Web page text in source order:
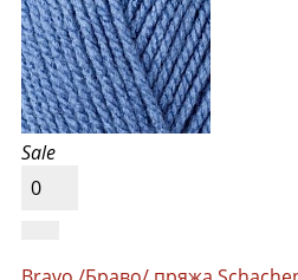
Sale
0